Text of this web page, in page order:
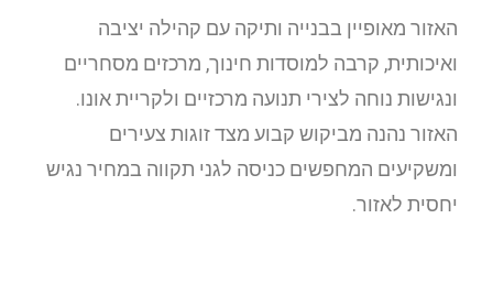
האזור מאופיין בבנייה ותיקה עם קהילה יציבה
ואיכותית, קרבה למוסדות חינוך, מרכזים מסחריים
ונגישות נוחה לצירי תנועה מרכזיים ולקריית אונו.
האזור נהנה מביקוש קבוע מצד זוגות צעירים
ומשקיעים המחפשים כניסה לגני תקווה במחיר נגיש
יחסית לאזור.